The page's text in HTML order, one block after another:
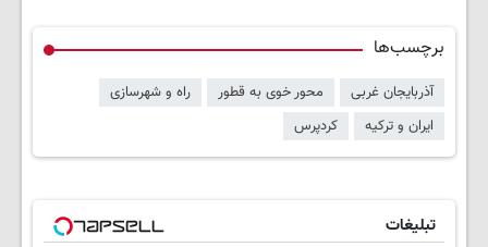
برچسب‌ها
آذربایجان غربی محور خوی به قطور
راه و شهرسازی
ایران و ترکیه
کردپرس
تبلیغات